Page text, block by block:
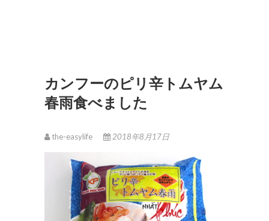
カンフーのピリ辛トムヤム
春雨食べました
the-easylife 2018年8月17日